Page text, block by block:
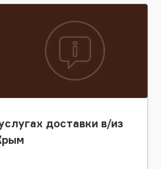
доставки в/из